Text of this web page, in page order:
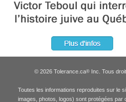
© 2026 Tolerance.ca®Inc. Tous
Toutes les informations reproduites sur le
images, photos, logos) sont protégées par